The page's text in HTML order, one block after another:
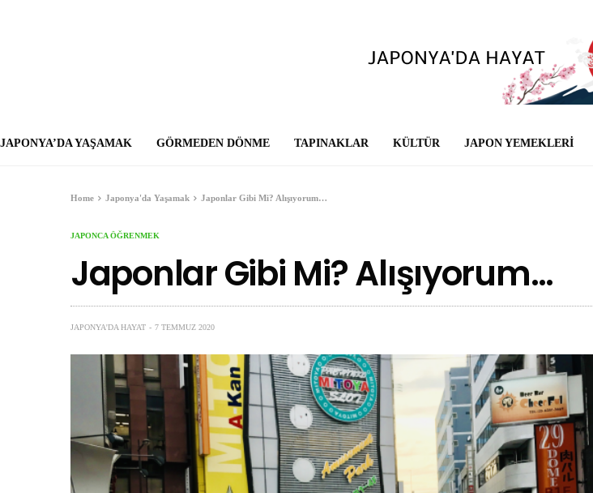
JAPONYA’DA YAŞAMAK GÖRMEDEN DÖNME TAPINAKLAR KÜLTÜR JAPON YEMEKLERI
Home Japonya'da Yaşamak Japonlar Gibi Mi? Alışıyorum…
JAPONCA ÖĞRENMEK
Japonlar Gibi Mi? Alışıyorum…
JAPONYA'DA HAYAT 7 TEMMUZ 2020